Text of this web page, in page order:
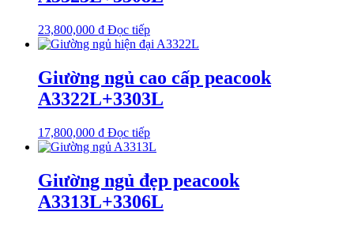
23,800,000 ₫ Đọc tiếp
Giường ngủ cao cấp peacook
A3322L+3303L
17,800,000 ₫ Đọc tiếp
Giường ngủ đẹp peacook
A3313L+3306L